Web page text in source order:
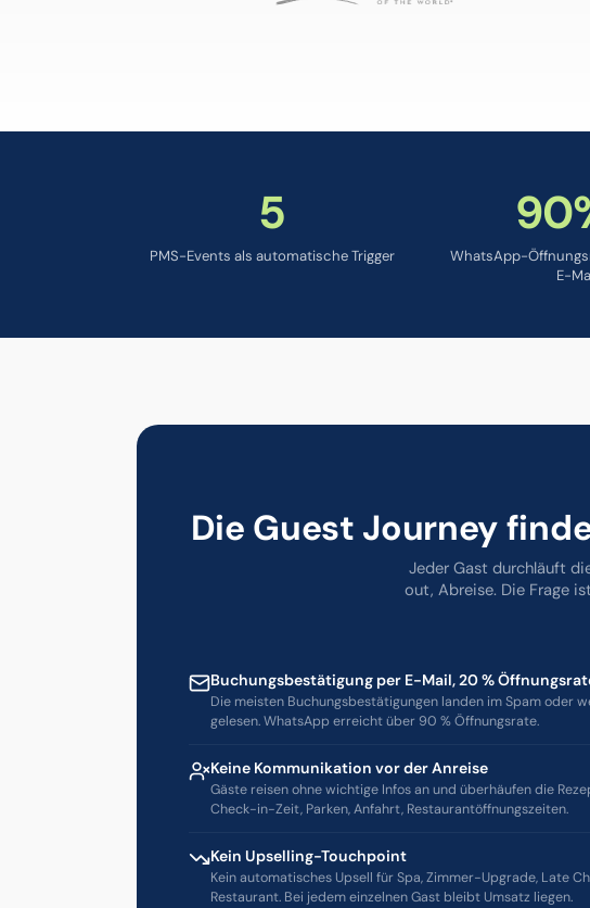
5
PMS-Events als automatische Trigger
WhatsApp-
E-
Die Guest Journey
Jeder Gast durchläuft
out, Abreise. Die Frage
Buchungsbestätigung per E-Mail, 20 %
Die meisten Buchungsbestätigungen landen im Spam oder
gelesen. WhatsApp erreicht über 90 % Öffnungsrate.
Keine Kommunikation vor der Anreise
Gäste reisen ohne wichtige Infos an und überhäufen die
Check-in-Zeit, Parken, Anfahrt, Restaurantöffnungszeiten.
Kein Upselling-Touchpoint
Kein automatisches Upsell für Spa, Zimmer-Upgrade, Late
Restaurant. Bei jedem einzelnen Gast bleibt Umsatz liegen.